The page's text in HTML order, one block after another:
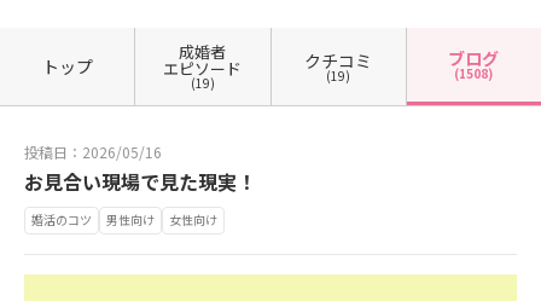
トップ
成婚者
エピソード
(19)
クチコミ
(19)
ブログ
(1508)
投稿日：2026/05/16
お見合い現場で見た現実！
婚活のコツ 男性向け 女性向け